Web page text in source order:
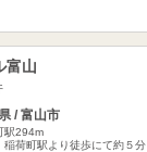
富山
/ 富山市
駅294m
荷町駅より徒歩にて約５分